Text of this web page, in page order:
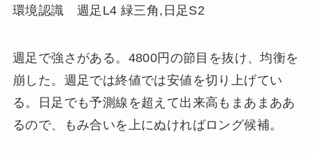
環境認識 週足L4 緑三角,日足S2
週足で強さがある。4800円の節目を抜け、均衡を
崩した。週足では終値では安値を切り上げてい
る。日足でも予測線を超えて出来高もまあまああ
るので、もみ合いを上にぬければロング候補。